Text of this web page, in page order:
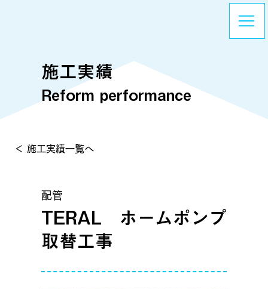
施工実績
Reform performance
＜ 施工実績一覧へ
配管
TERAL ホームポンプ
取替工事